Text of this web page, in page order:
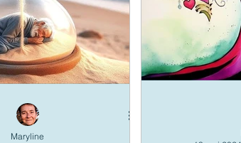
Maryline